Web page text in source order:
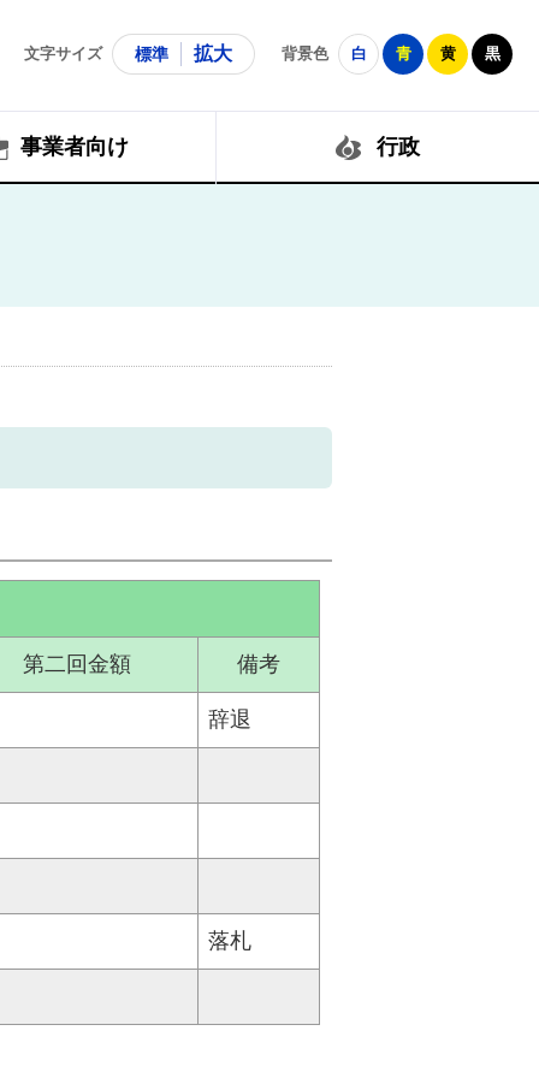
文字サイズ 標準 拡大 背景色 白 青 黄 黒
事業者向け 行政
第二回金額 備考
辞退
落札